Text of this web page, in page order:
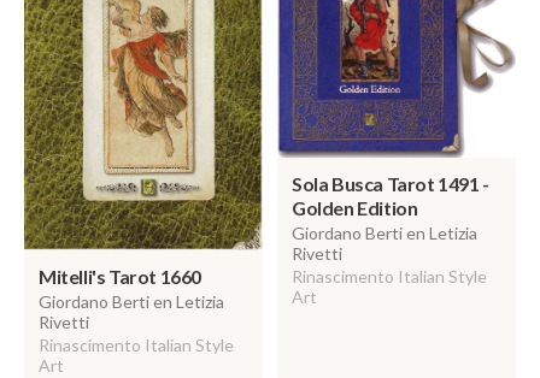
Mitelli's Tarot 1660
Giordano Berti en Letizia
Rivetti
Rinascimento Italian Style
Art
Sola Busca Tarot 1491 -
Golden Edition
Giordano Berti en Letizia
Rivetti
Rinascimento Italian Style
Art